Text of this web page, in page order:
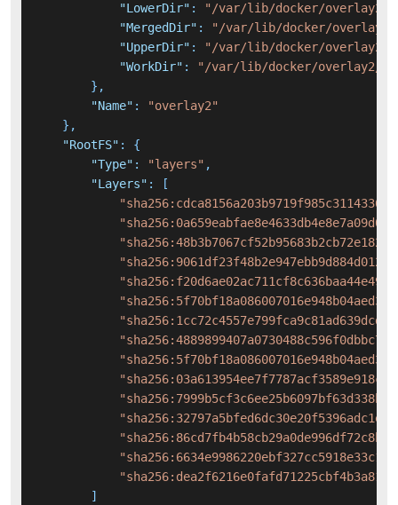
"LowerDir" :
"/var/lib/docker/overlay2/
"MergedDir" :
"/var/lib/docker/overlay2/
"UpperDir" :
"/var/lib/docker/overlay2/
"WorkDir" :
"/var/lib/docker/overlay2/
} ,
"Name" :
"overlay2"
} ,
"RootFS" :
{
"Type" : "layers" ,
"Layers" :
[
]